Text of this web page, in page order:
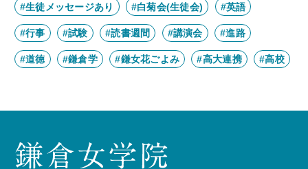
#生徒メッセージあり #白菊会(生徒会) #英語
#行事 #試験 #読書週間 #講演会 #進路
#道徳 #鎌倉学 #鎌女花ごよみ #高大連携 #高校